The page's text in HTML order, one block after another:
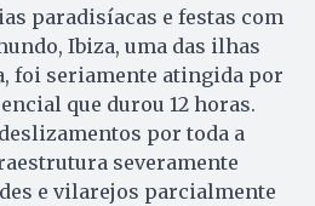
paradisíacas e festas com
Ibiza, uma das ilhas
foi seriamente atingida por
que durou 12 horas.
por toda a
severamente
e vilarejos parcialmente